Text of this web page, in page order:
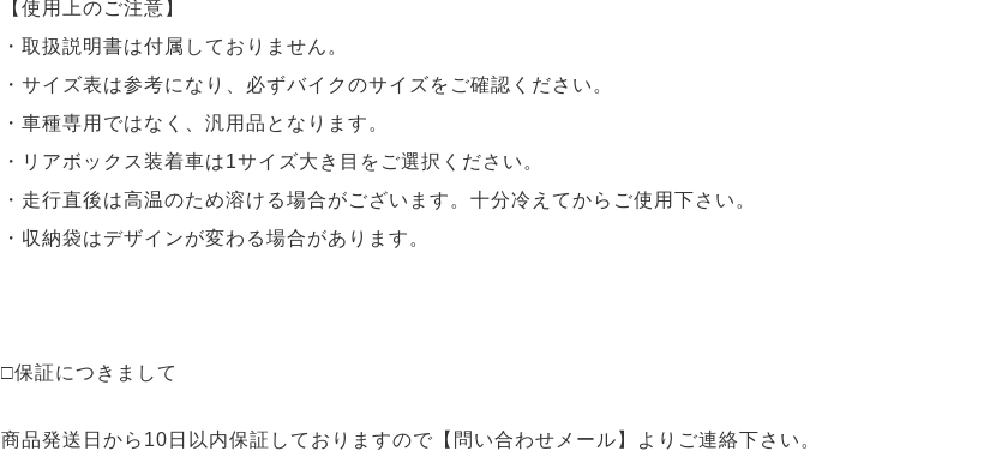
【使用上のご注意】
・取扱説明書は付属しておりません。
・サイズ表は参考になり、必ずバイクのサイズをご確認ください。
・車種専用ではなく、汎用品となります。
・リアボックス装着車は1サイズ大き目をご選択ください。
・走行直後は高温のため溶ける場合がございます。十分冷えてからご使用下さい。
・収納袋はデザインが変わる場合があります。
□保証につきまして
商品発送日から10日以内保証しておりますので【問い合わせメール】よりご連絡下さい。